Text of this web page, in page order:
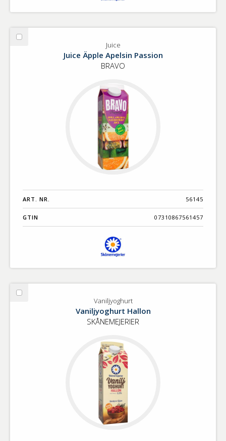
Välj
Juice
Juice Äpple Apelsin Passion
BRAVO
ART. NR. 56145
GTIN 07310867561457
Välj
Vaniljyoghurt
Vaniljyoghurt Hallon
SKÅNEMEJERIER